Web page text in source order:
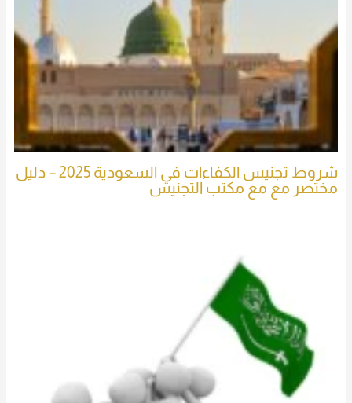
شروط تجنيس الكفاءات في السعودية 2025 – دليل
مختصر مع مع مكتب التجنيس